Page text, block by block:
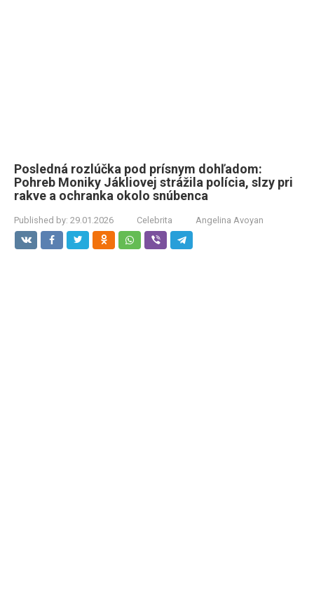
Posledná rozlúčka pod prísnym dohľadom:
Pohreb Moniky Jákliovej strážila polícia, slzy pri
rakve a ochranka okolo snúbenca
Published by: 29.01.2026 Celebrita Angelina Avoyan